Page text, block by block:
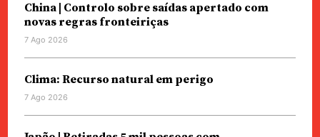
China | Controlo sobre saídas apertado com
novas regras fronteiriças
7 Ago 2026
Clima: Recurso natural em perigo
7 Ago 2026